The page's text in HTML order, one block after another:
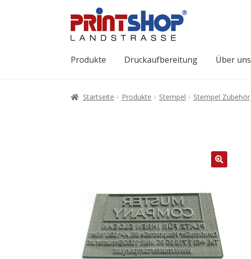
Produkte Druckaufbereitung Über uns
Startseite Produkte Stempel Stempel Zubehör